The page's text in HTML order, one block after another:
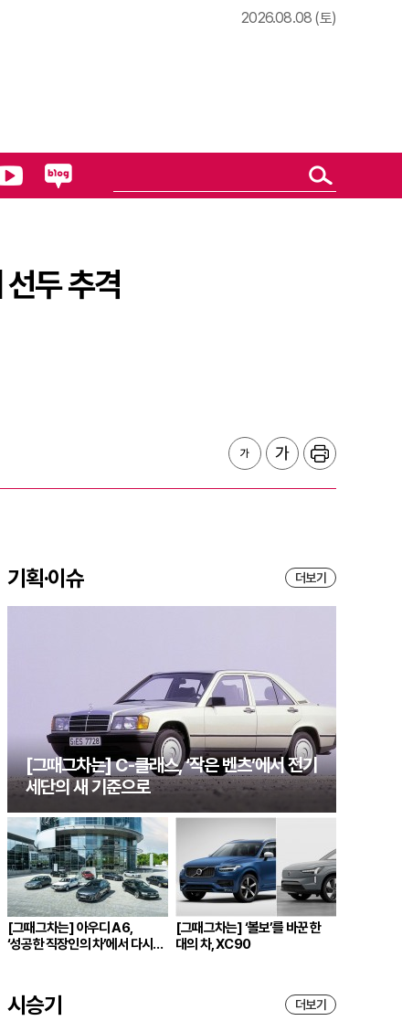
2026.08.08 (토)
두 추격
기획·이슈 더보기
[그때그차는] C-클래스, ‘작은 벤츠’에서 전기
세단의 새 기준으로
[그때그차는] 아우디 A6,
‘성공한 직장인의 차’에서 다시
[그때그차는] ‘볼보’를 바꾼 한
대의 차, XC90
시승기 더보기